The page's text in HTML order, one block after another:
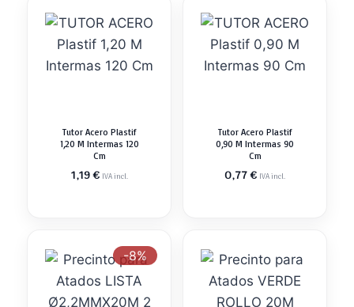
Tutor Acero Plastif
1,20 M Intermas 120
Cm
1,19€ IVA incl.
Tutor Acero Plastif
0,90 M Intermas 90
Cm
0,77€ IVA incl.
-8%